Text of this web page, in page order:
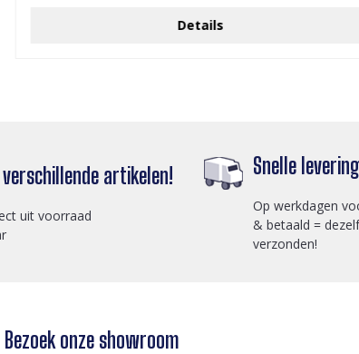
Details
artikelen!
uit voorraad
Snelle levering
Op werkdagen
& betaald =
verzonden!
Bezoek onze showroom